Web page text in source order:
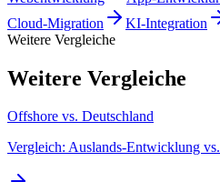
Cloud-Migration
KI-Integration
Weitere Vergleiche
Weitere Vergleiche
Offshore vs. Deutschland
Vergleich: Auslands-Entwicklung